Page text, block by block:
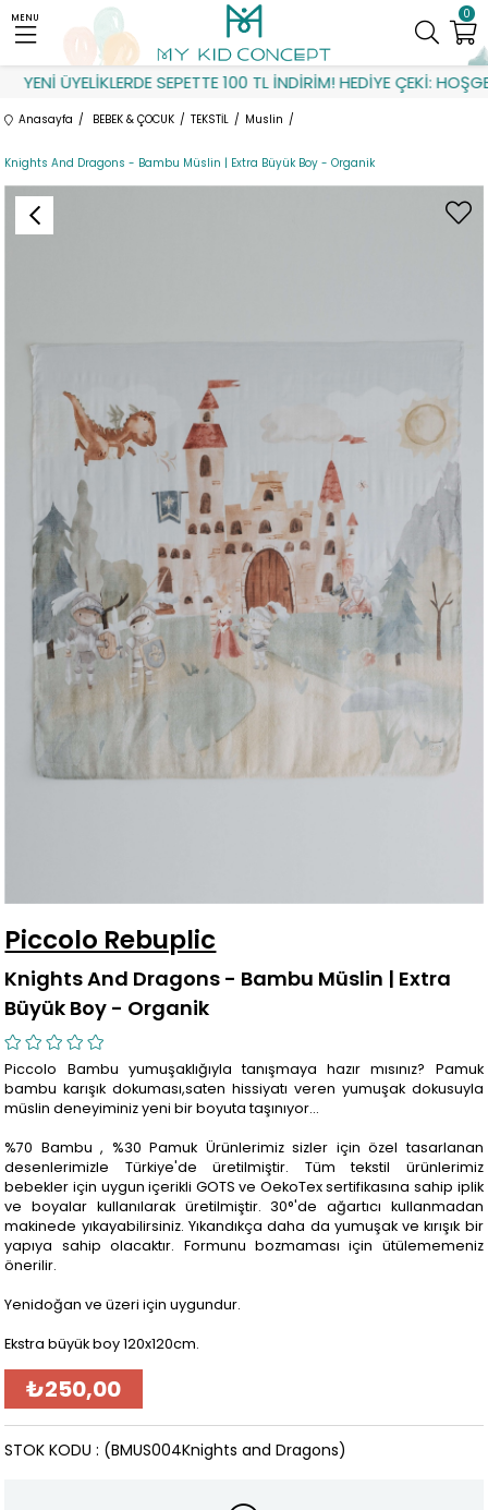
YENİ ÜYELİKLERDE SEPETTE 100 TL İNDİRİM! HEDİYE ÇEKİ:
0
MENU
Anasayfa BEBEK & ÇOCUK TEKSTİL Muslin
Knights And Dragons - Bambu Müslin | Extra Büyük Boy - Organik
Piccolo Rebuplic
Knights And Dragons - Bambu Müslin | Extra
Büyük Boy - Organik
Piccolo Bambu yumuşaklığıyla tanışmaya hazır mısınız? Pamuk
bambu karışık dokuması,saten hissiyatı veren yumuşak dokusuyla
müslin deneyiminiz yeni bir boyuta taşınıyor…
%70 Bambu , %30 Pamuk Ürünlerimiz sizler için özel tasarlanan
desenlerimizle Türkiye'de üretilmiştir. Tüm tekstil ürünlerimiz
bebekler için uygun içerikli GOTS ve OekoTex sertifikasına sahip iplik
ve boyalar kullanılarak üretilmiştir. 30°'de ağartıcı kullanmadan
makinede yıkayabilirsiniz. Yıkandıkça daha da yumuşak ve kırışık bir
yapıya sahip olacaktır. Formunu bozmaması için ütülememeniz
önerilir.
Yenidoğan ve üzeri için uygundur.
Ekstra büyük boy 120x120cm.
₺250,00
(BMUS004Knights and Dragons)
STOK KODU